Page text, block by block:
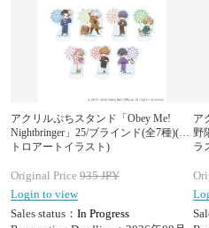
アクリルぷちスタンド「Obey Me!
Nightbringer」25/ブラインド(全7種)(レ
トロアートイラスト)
Original Price 935JPY
Login to view
Sales status： In Progress
ア
野
ラ